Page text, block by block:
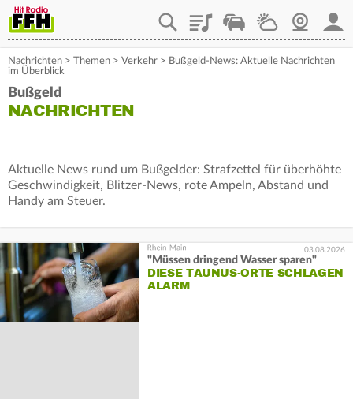
PlaylistStaupilotWetterWebcam
Nachrichten > Themen > Verkehr > Bußgeld-News: Aktuelle Nachrichten
im Überblick
Bußgeld
NACHRICHTEN
Aktuelle News rund um Bußgelder: Strafzettel für überhöhte
Geschwindigkeit, Blitzer-News, rote Ampeln, Abstand und
Handy am Steuer.
03.08.2026
"Müssen dringend Wasser sparen"
DIESE TAUNUS-ORTE SCHLAGEN
ALARM